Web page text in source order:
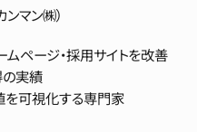
マン㈱）
ページ・採用サイトを改善
実績
可視化する専門家